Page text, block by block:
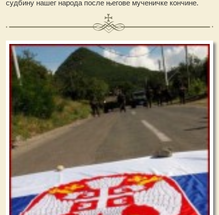
судбину нашег народа после његове мученичке кончине.